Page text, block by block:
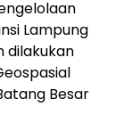
Lampung
dilakukan
Besar